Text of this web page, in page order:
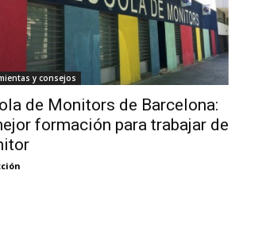
y consejos
de Monitors de Barcelona:
formación para trabajar de